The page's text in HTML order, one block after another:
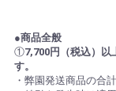
●商品全般
①7,700円（税込）以
す。
・弊園発送商品の合